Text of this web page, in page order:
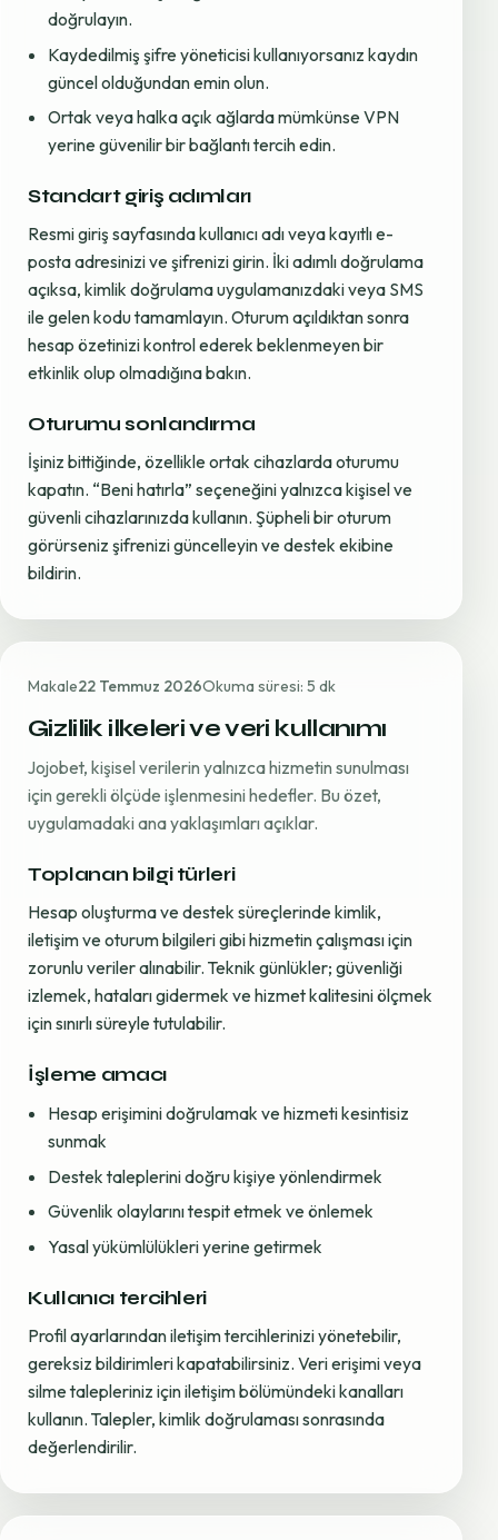
doğrulayın.
Kaydedilmiş şifre yöneticisi kullanıyorsanız kaydın
güncel olduğundan emin olun.
Ortak veya halka açık ağlarda mümkünse VPN
yerine güvenilir bir bağlantı tercih edin.
Standart giriş adımları
Resmi giriş sayfasında kullanıcı adı veya kayıtlı e-
posta adresinizi ve şifrenizi girin. İki adımlı doğrulama
açıksa, kimlik doğrulama uygulamanızdaki veya SMS
ile gelen kodu tamamlayın. Oturum açıldıktan sonra
hesap özetinizi kontrol ederek beklenmeyen bir
etkinlik olup olmadığına bakın.
Oturumu sonlandırma
İşiniz bittiğinde, özellikle ortak cihazlarda oturumu
kapatın. “Beni hatırla” seçeneğini yalnızca kişisel ve
güvenli cihazlarınızda kullanın. Şüpheli bir oturum
görürseniz şifrenizi güncelleyin ve destek ekibine
bildirin.
Makale22 Temmuz 2026Okuma süresi: 5 dk
Gizlilik ilkeleri ve veri kullanımı
Jojobet, kişisel verilerin yalnızca hizmetin sunulması
için gerekli ölçüde işlenmesini hedefler. Bu özet,
uygulamadaki ana yaklaşımları açıklar.
Toplanan bilgi türleri
Hesap oluşturma ve destek süreçlerinde kimlik,
iletişim ve oturum bilgileri gibi hizmetin çalışması için
zorunlu veriler alınabilir. Teknik günlükler; güvenliği
izlemek, hataları gidermek ve hizmet kalitesini ölçmek
için sınırlı süreyle tutulabilir.
İşleme amacı
Hesap erişimini doğrulamak ve hizmeti kesintisiz
sunmak
Destek taleplerini doğru kişiye yönlendirmek
Güvenlik olaylarını tespit etmek ve önlemek
Yasal yükümlülükleri yerine getirmek
Kullanıcı tercihleri
Profil ayarlarından iletişim tercihlerinizi yönetebilir,
gereksiz bildirimleri kapatabilirsiniz. Veri erişimi veya
silme talepleriniz için iletişim bölümündeki kanalları
kullanın. Talepler, kimlik doğrulaması sonrasında
değerlendirilir.